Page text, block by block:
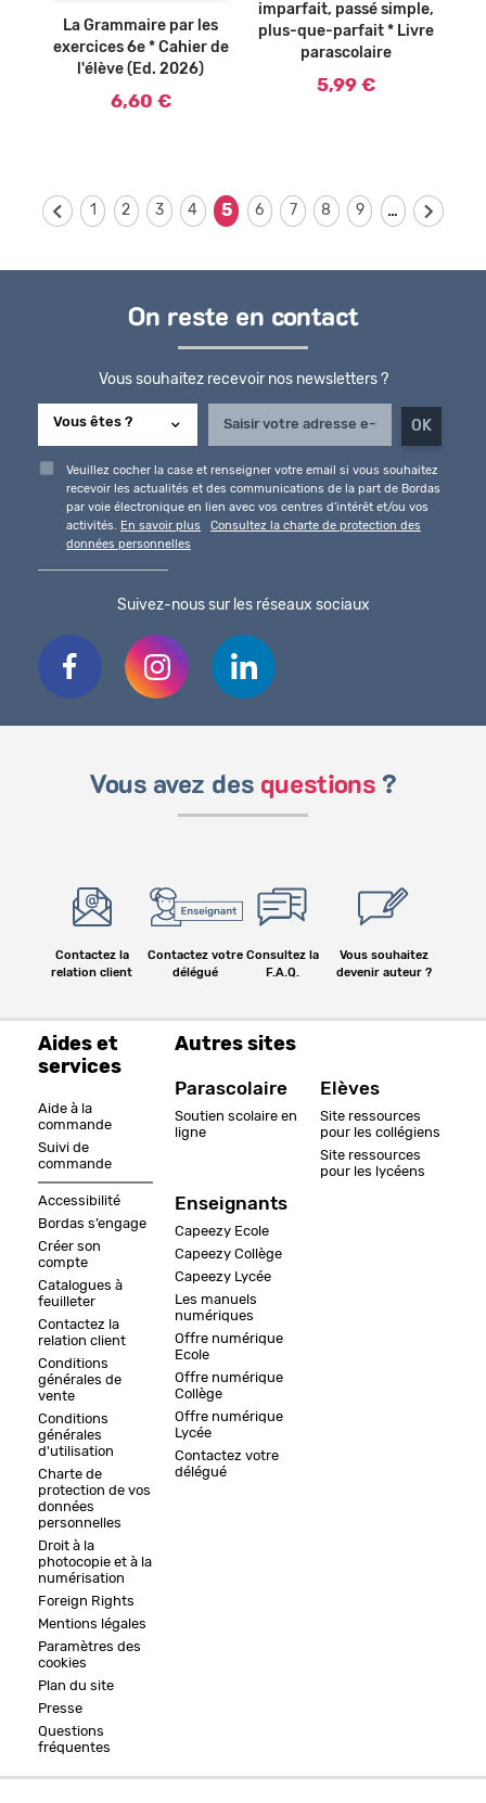
La Grammaire par les
exercices 6e * Cahier de
l'élève (Ed. 2026)
6,60 €
imparfait, passé simple,
plus-que-parfait * Livre
parascolaire
5,99 €
1 2 3 4 5 6 7 8 9 …
On reste en contact
Vous souhaitez recevoir nos newsletters ?
Veuillez cocher la case et renseigner votre email si vous souhaitez
recevoir les actualités et des communications de la part de Bordas
par voie électronique en lien avec vos centres d'intérêt et/ou vos
activités.
En savoir plus
Consultez la charte de protection des
données personnelles
Suivez-nous sur les réseaux sociaux
Vous avez des questions ?
Contactez la
relation client
Contactez votre
délégué
Consultez la
F.A.Q.
Vous souhaitez
devenir auteur ?
Aides et
services
Aide à la
commande
Suivi de
commande
Accessibilité
Bordas s’engage
Créer son
compte
Catalogues à
feuilleter
Contactez la
relation client
Conditions
générales de
vente
Conditions
générales
d'utilisation
Charte de
protection de vos
données
personnelles
Droit à la
photocopie et à la
numérisation
Foreign Rights
Mentions légales
Paramètres des
cookies
Plan du site
Presse
Questions
fréquentes
Autres sites
Parascolaire
Soutien scolaire en
ligne
Enseignants
Capeezy Ecole
Capeezy Collège
Capeezy Lycée
Les manuels
numériques
Offre numérique
Ecole
Offre numérique
Collège
Offre numérique
Lycée
Contactez votre
délégué
Elèves
Site ressources
pour les collégiens
Site ressources
pour les lycéens